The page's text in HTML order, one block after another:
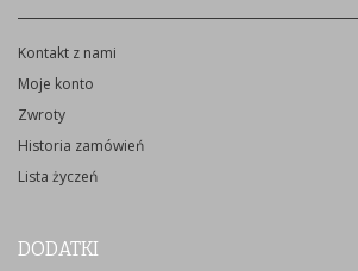
Kontakt z nami
Moje konto
Zwroty
Historia zamówień
Lista życzeń
DODATKI